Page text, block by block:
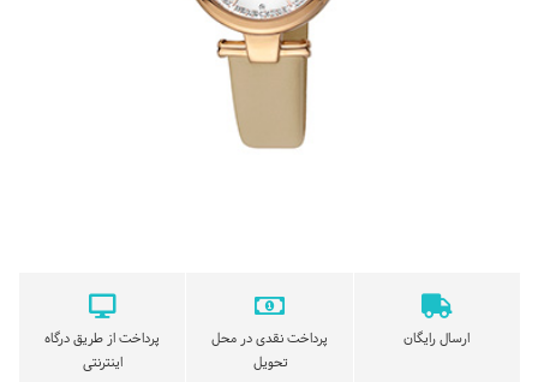
ارسال رایگان
پرداخت نقدی در محل
تحویل
پرداخت از طریق درگاه
اینترنتی